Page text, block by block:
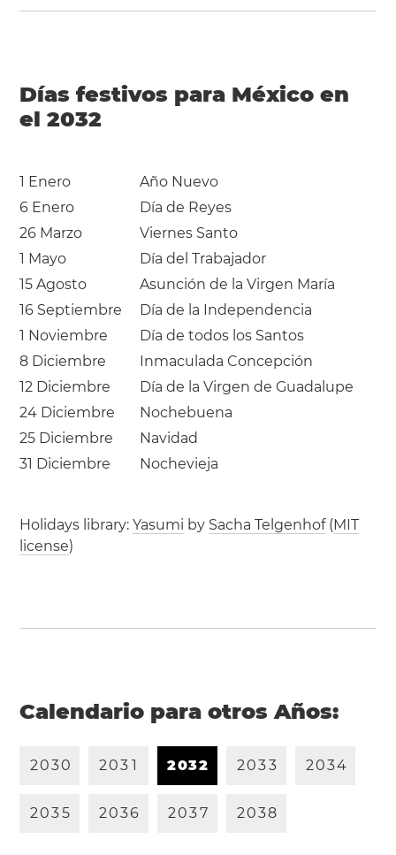
Días festivos para México en
el 2032
1 Enero
Año Nuevo
6 Enero
Día de Reyes
26 Marzo
Viernes Santo
1 Mayo
Día del Trabajador
15 Agosto
Asunción de la Virgen María
16 Septiembre
Día de la Independencia
1 Noviembre
Día de todos los Santos
8 Diciembre
Inmaculada Concepción
12 Diciembre
Día de la Virgen de Guadalupe
24 Diciembre
Nochebuena
25 Diciembre
Navidad
31 Diciembre
Nochevieja
Holidays library:Yasumi by Sacha Telgenhof(MIT
license)
Calendario para otros Años:
2030 203 1 2032 2033 2034
2035 2036 2037 2038